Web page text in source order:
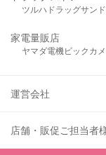
ツルハドラッグサン
家電量販店
ヤマダ電機ビックカ
運営会社
店舗・販促ご担当者